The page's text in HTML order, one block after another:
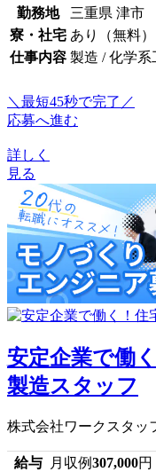
勤務地
三重県 津市
寮・社宅 あり（無料）
仕事内容 製造 / 化学系
＼最短45秒で完了／
応募へ進む
詳しく
見る
安定企業で働
製造スタッフ
株式会社ワークスタッ
給与 月収例307,000円